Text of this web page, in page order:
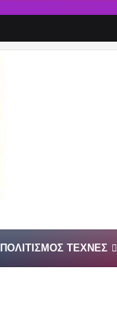
ΠΟΛΙΤΙΣΜΟΣ ΤΕΧΝΕΣ